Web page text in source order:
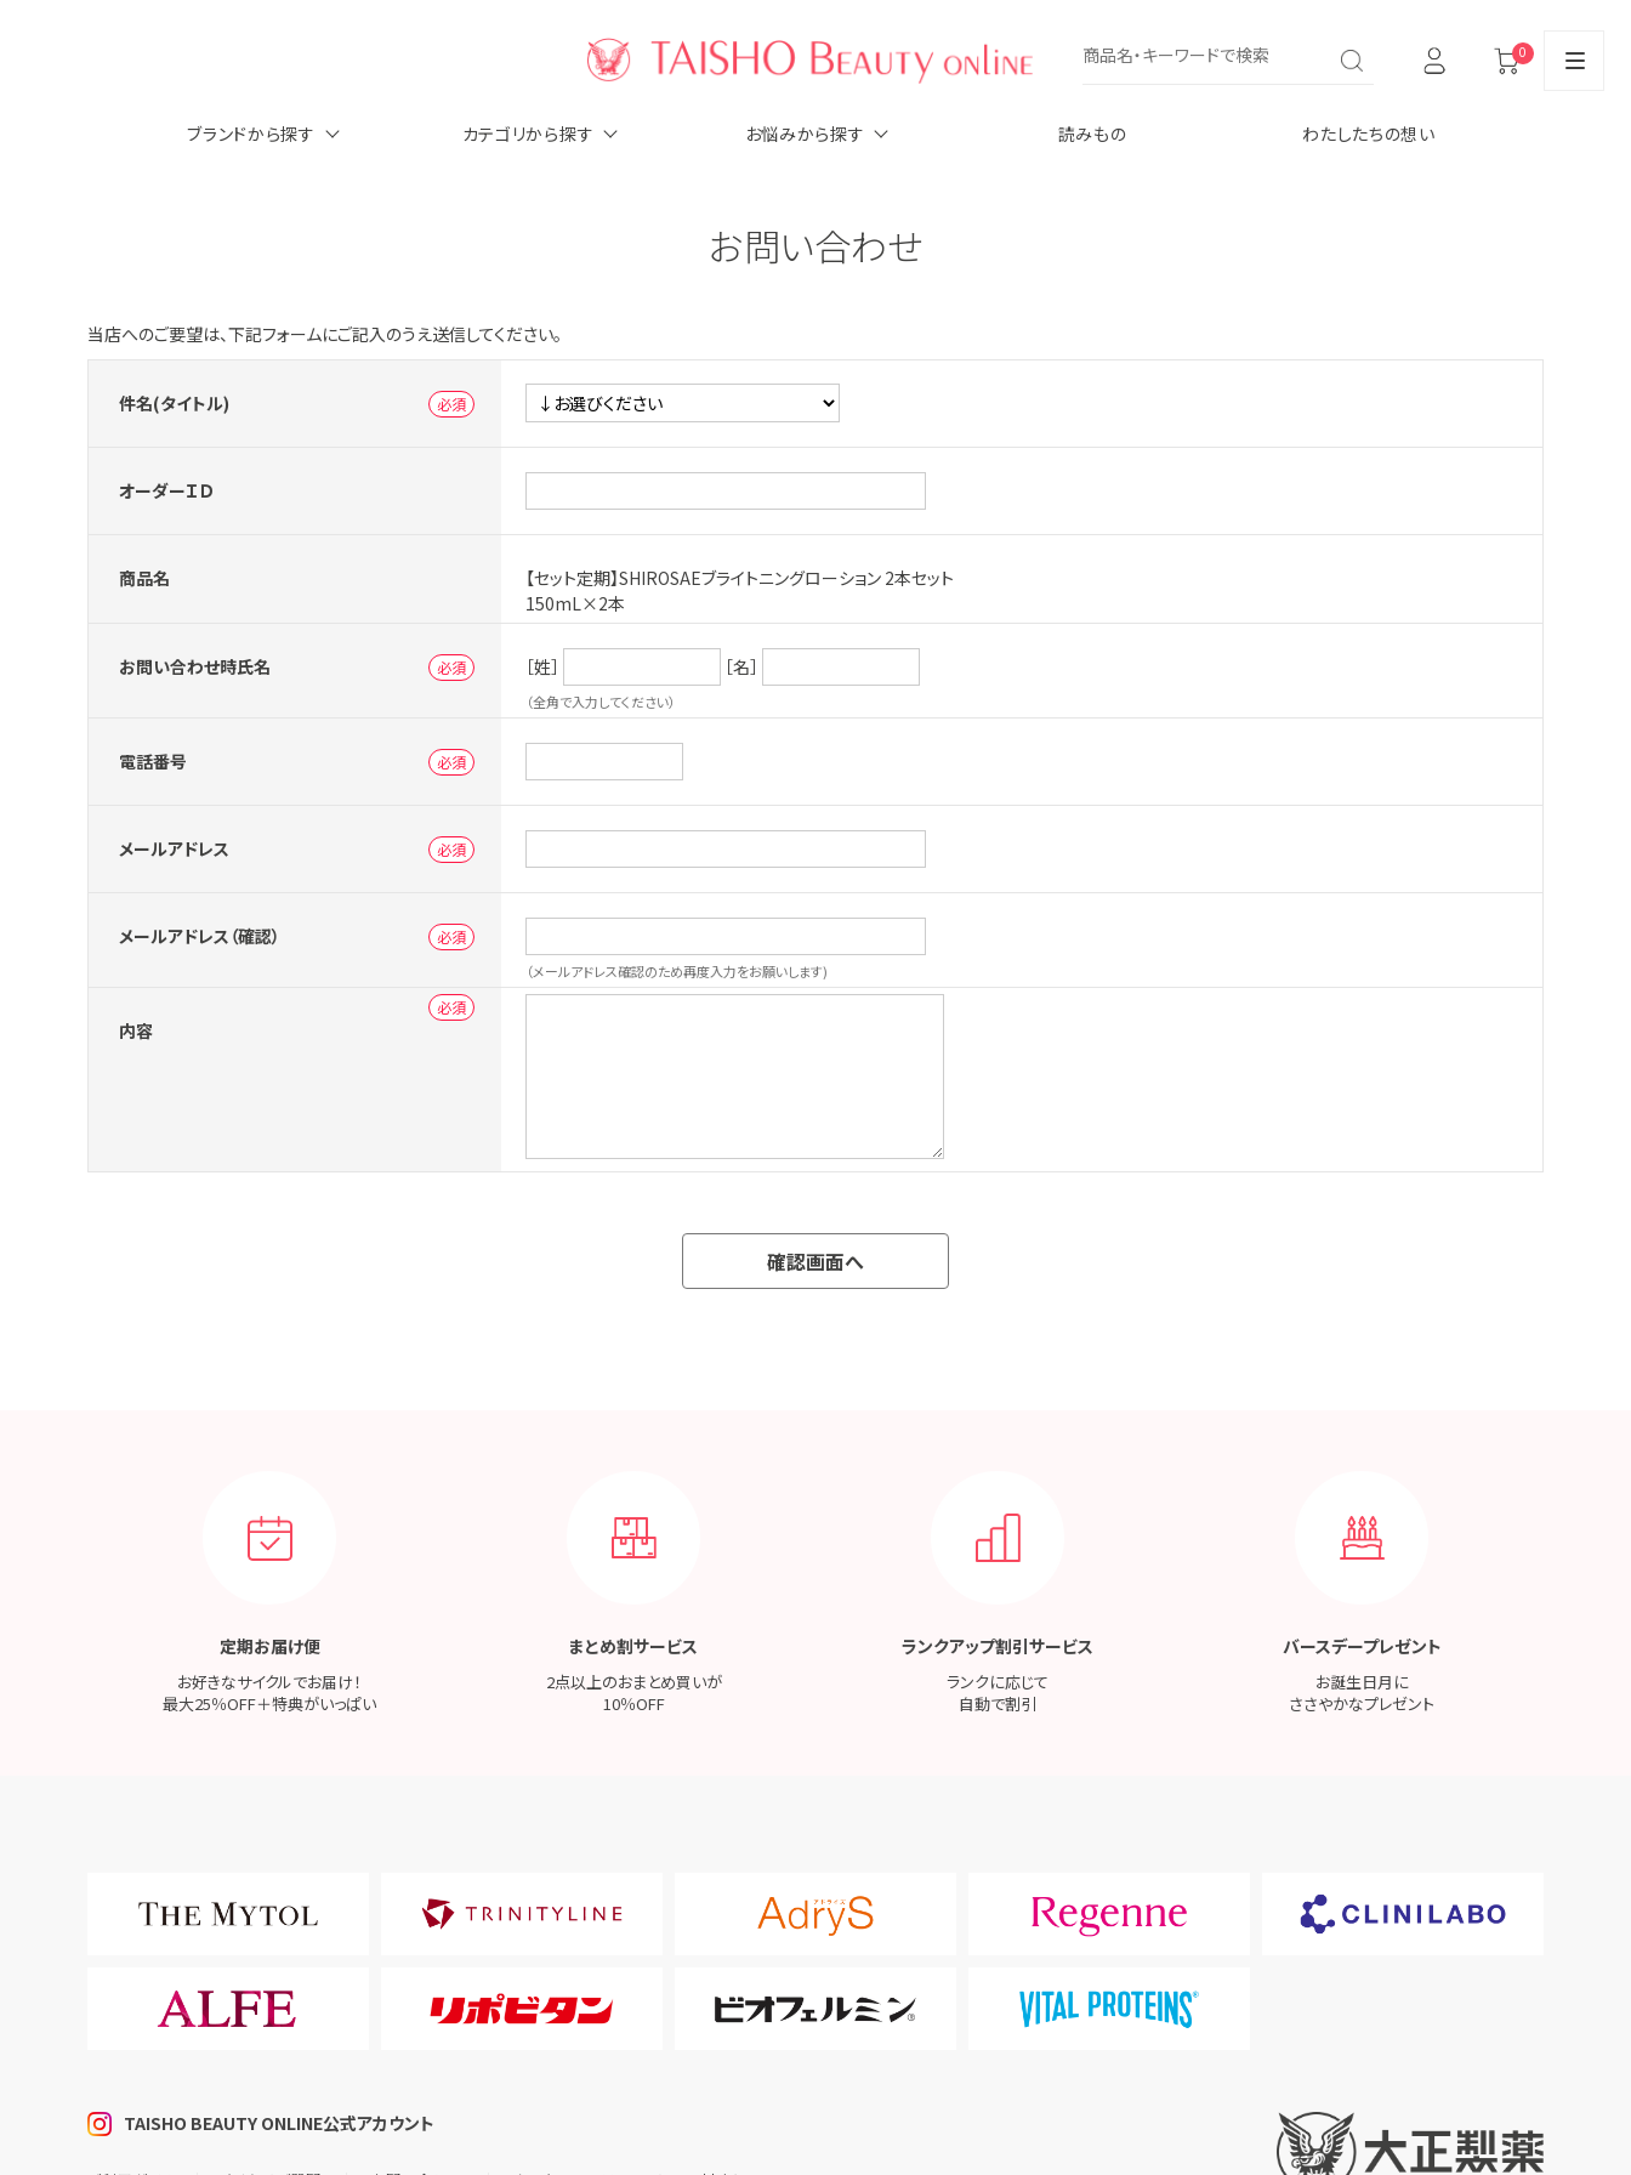
0
ブランドから探す カテゴリから探す お悩みから探す 読みもの わたしたちの想い
お問い合わせ
当店へのご要望は、下記フォームにご記入のうえ送信してください。
件名(タイトル)
オーダーＩＤ
商品名
【セット定期】SHIROSAEブライトニングローション 2本セット
150mL×2本
お問い合わせ時氏名 ［姓］ ［名］
（全角で入力してください）
電話番号
メールアドレス
メールアドレス（確認）
（メールアドレス確認のため再度入力をお願いします)
内容
定期お届け便
お好きなサイクルでお届け！
最大25％OFF＋特典がいっぱい
まとめ割サービス
2点以上のおまとめ買いが
10％OFF
ランクアップ割引サービス
ランクに応じて
自動で割引
バースデープレゼント
お誕生日月に
ささやかなプレゼント
TAISHO BEAUTY ONLINE公式アカウント